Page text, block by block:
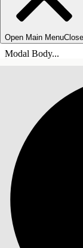
Open Main MenuClose
Modal Body...